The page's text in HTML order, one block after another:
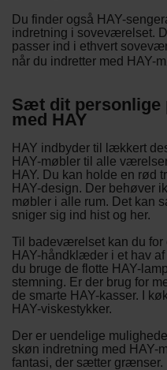
Du finder også HAY-
indretning i soveværelset.
passer ind i ethvert
når du indretter med HAY-
Sæt dit personlige
med HAY
HAY indbyder til lækkert
HAY-møbler til alle
HAY. Du kan holde en rød
HAY-design. Der behøver
møbler i alle rum. Det kan
sniger sig ind hist og her.
Til badeværelset kan du
HAY-håndklæder i et hav
du bruge de flotte HAY-
stemning. Er der brug for
de smarte HAY-kasser. I
HAY-viskestykker.
Der er uendelige
skøn indretning med HAY-
fantasi, der sætter grænser.